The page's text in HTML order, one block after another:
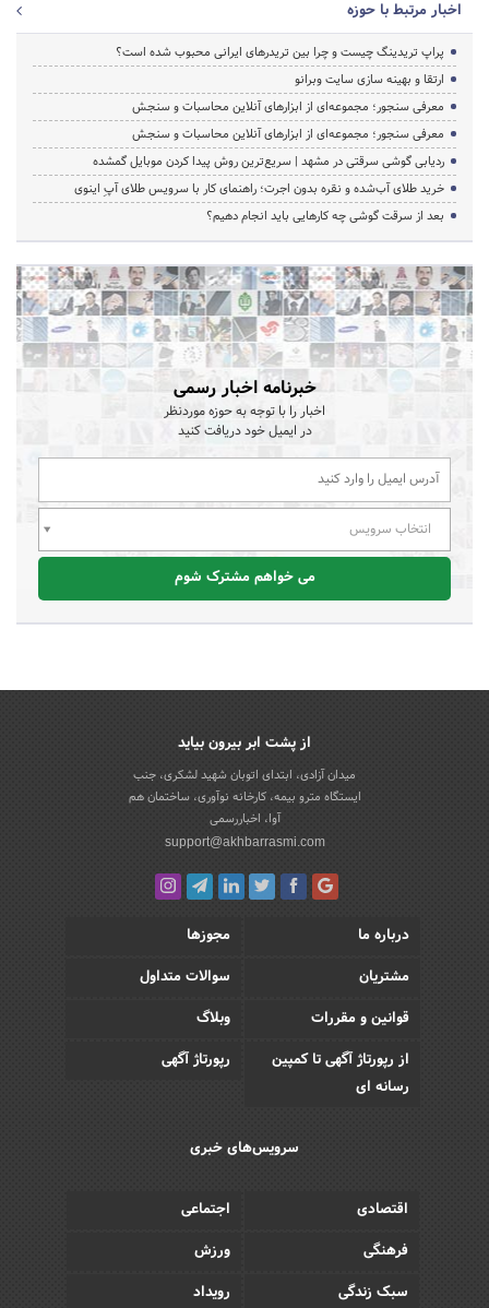
اخبار مرتبط با حوزه
پراپ تریدینگ چیست و چرا بین تریدرهای ایرانی محبوب شده است؟
ارتقا و بهینه سازی سایت وبرانو
معرفی سنجور؛ مجموعه‌ای از ابزارهای آنلاین محاسبات و سنجش
معرفی سنجور؛ مجموعه‌ای از ابزارهای آنلاین محاسبات و سنجش
ردیابی گوشی سرقتی در مشهد | سریع‌ترین روش پیدا کردن موبایل گمشده
خرید طلای آب‌شده و نقره بدون اجرت؛ راهنمای کار با سرویس طلای آپِ اینوی
بعد از سرقت گوشی چه کارهایی باید انجام دهیم؟
خبرنامه اخبار رسمی
اخبار را با توجه به حوزه موردنظر
در ایمیل خود دریافت کنید
انتخاب سرویس
می خواهم مشترک شوم
از پشت ابر بیرون بیاید
میدان آزادی، ابتدای اتوبان شهید لشکری، جنب
ایستگاه مترو بیمه، کارخانه نوآوری، ساختمان هم
آوا، اخباررسمی
support@akhbarrasmi.com
درباره ما
مجوزها
مشتریان
سوالات متداول
قوانین و مقررات
وبلاگ
از رپورتاژ آگهی تا کمپین
رسانه ای
رپورتاژ آگهی
سرویس‌های خبری
اقتصادی
اجتماعی
فرهنگی
ورزش
سبک زندگی
رویداد